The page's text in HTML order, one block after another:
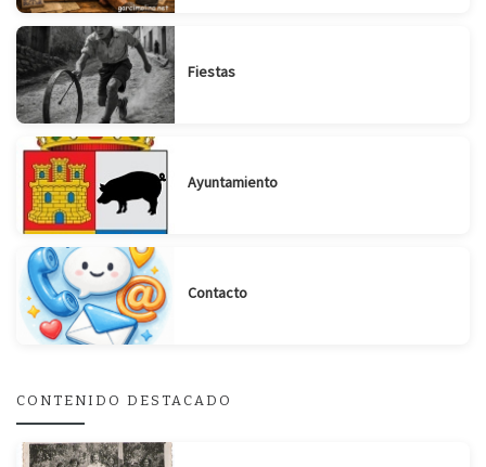
Fiestas
Ayuntamiento
Contacto
CONTENIDO DESTACADO